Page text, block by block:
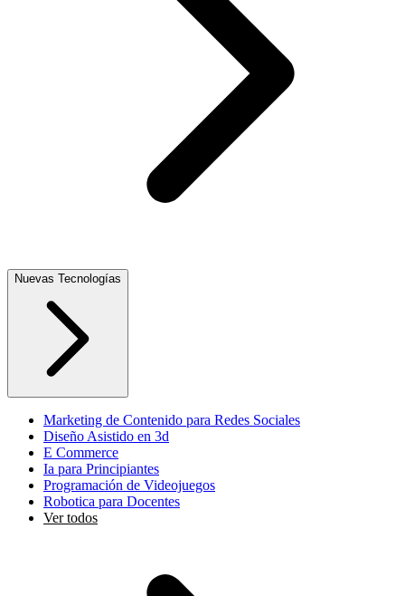
Nuevas Tecnologías
Marketing de Contenido para Redes Sociales
Diseño Asistido en 3d
E Commerce
Ia para Principiantes
Programación de Videojuegos
Robotica para Docentes
Ver todos